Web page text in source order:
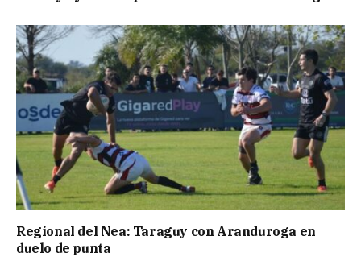
Regional del Nea: Taraguy con Aranduroga en
duelo de punta